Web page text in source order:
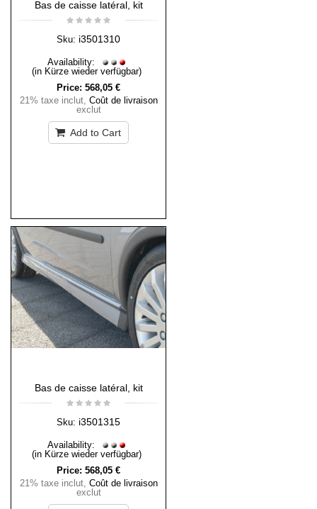
Bas de caisse latéral, kit
Sku: i3501310
Availability:
(in Kürze wieder verfügbar)
Price: 568,05 €
21% taxe inclut, Coût de livraison
exclut
Add to Cart
Bas de caisse latéral, kit
Sku: i3501315
Availability:
(in Kürze wieder verfügbar)
Price: 568,05 €
21% taxe inclut, Coût de livraison
exclut